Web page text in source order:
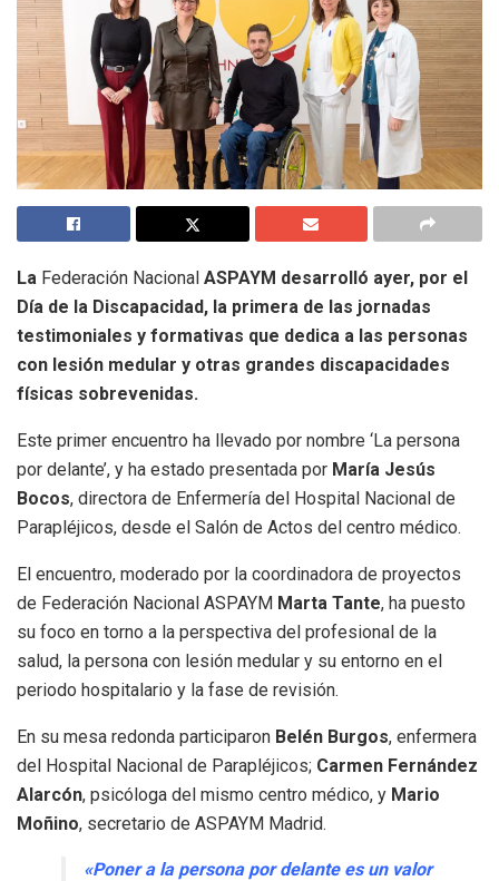
La Federación Nacional ASPAYM desarrolló ayer, por el
Día de la Discapacidad, la primera de las jornadas
testimoniales y formativas que dedica a las personas
con lesión medular y otras grandes discapacidades
físicas sobrevenidas.
Este primer encuentro ha llevado por nombre ‘La persona
por delante’, y ha estado presentada por María Jesús
Bocos, directora de Enfermería del Hospital Nacional de
Parapléjicos, desde el Salón de Actos del centro médico.
El encuentro, moderado por la coordinadora de proyectos
de Federación Nacional ASPAYM Marta Tante, ha puesto
su foco en torno a la perspectiva del profesional de la
salud, la persona con lesión medular y su entorno en el
periodo hospitalario y la fase de revisión.
En su mesa redonda participaron Belén Burgos, enfermera
del Hospital Nacional de Parapléjicos; Carmen Fernández
Alarcón, psicóloga del mismo centro médico, y Mario
Moñino, secretario de ASPAYM Madrid.
«Poner a la persona por delante es un valor